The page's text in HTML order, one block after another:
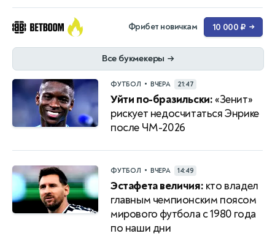
Фрибет новичкам 10 000 ₽ →
Все букмекеры →
ФУТБОЛ • ВЧЕРА 21:47
Уйти по-бразильски:«Зенит»
рискует недосчитаться Энрике
после ЧМ-2026
ФУТБОЛ • ВЧЕРА 14:49
Эстафета величия: кто владел
главным чемпионским поясом
мирового футбола с 1980 года
по наши дни